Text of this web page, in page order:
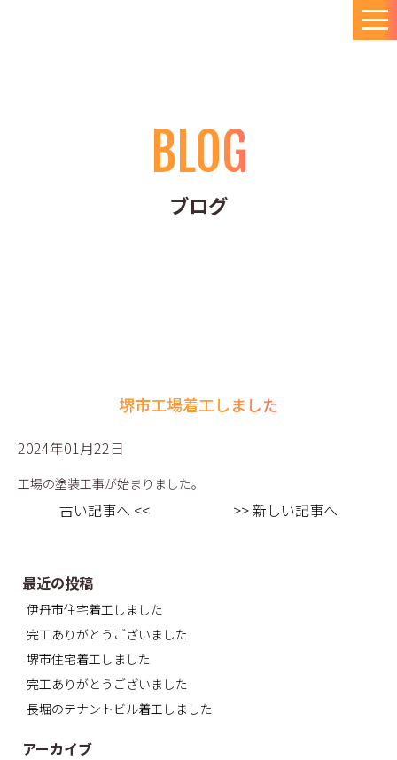
BLOG
ブログ
堺市工場着工しました
2024年01月22日
工場の塗装工事が始まりました。
古い記事へ << >> 新しい記事へ
最近の投稿
伊丹市住宅着工しました
完工ありがとうございました
堺市住宅着工しました
完工ありがとうございました
長堀のテナントビル着工しました
アーカイブ